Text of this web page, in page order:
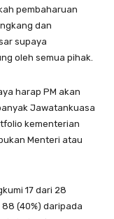
pembaharuan
dan
supaya
oleh semua pihak.
harap PM akan
Jawatankuasa
kementerian
Menteri atau
17 dari 28
(40%) daripada